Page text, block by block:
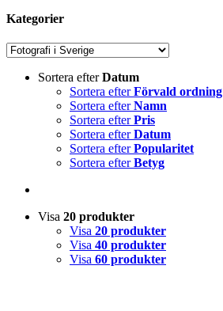
Kategorier
Sortera efterDatum
Sortera efterFörvald ordning
Sortera efterNamn
Sortera efterPris
Sortera efterDatum
Sortera efterPopularitet
Sortera efterBetyg
Visa 20 produkter
Visa 20 produkter
Visa 40 produkter
Visa 60 produkter